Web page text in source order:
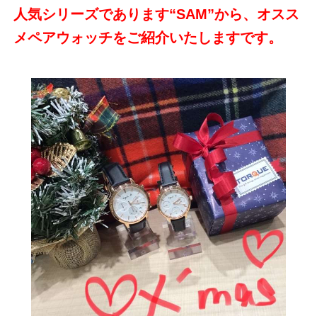
人気シリーズであります“SAM”から、オスス
メペアウォッチをご紹介いたしますです。